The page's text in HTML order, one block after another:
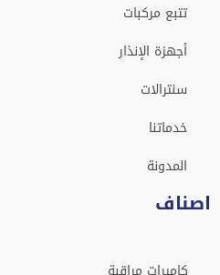
تتبع مركبات
أجهزة الإنذار
سنترالات
خدماتنا
المدونة
اصناف